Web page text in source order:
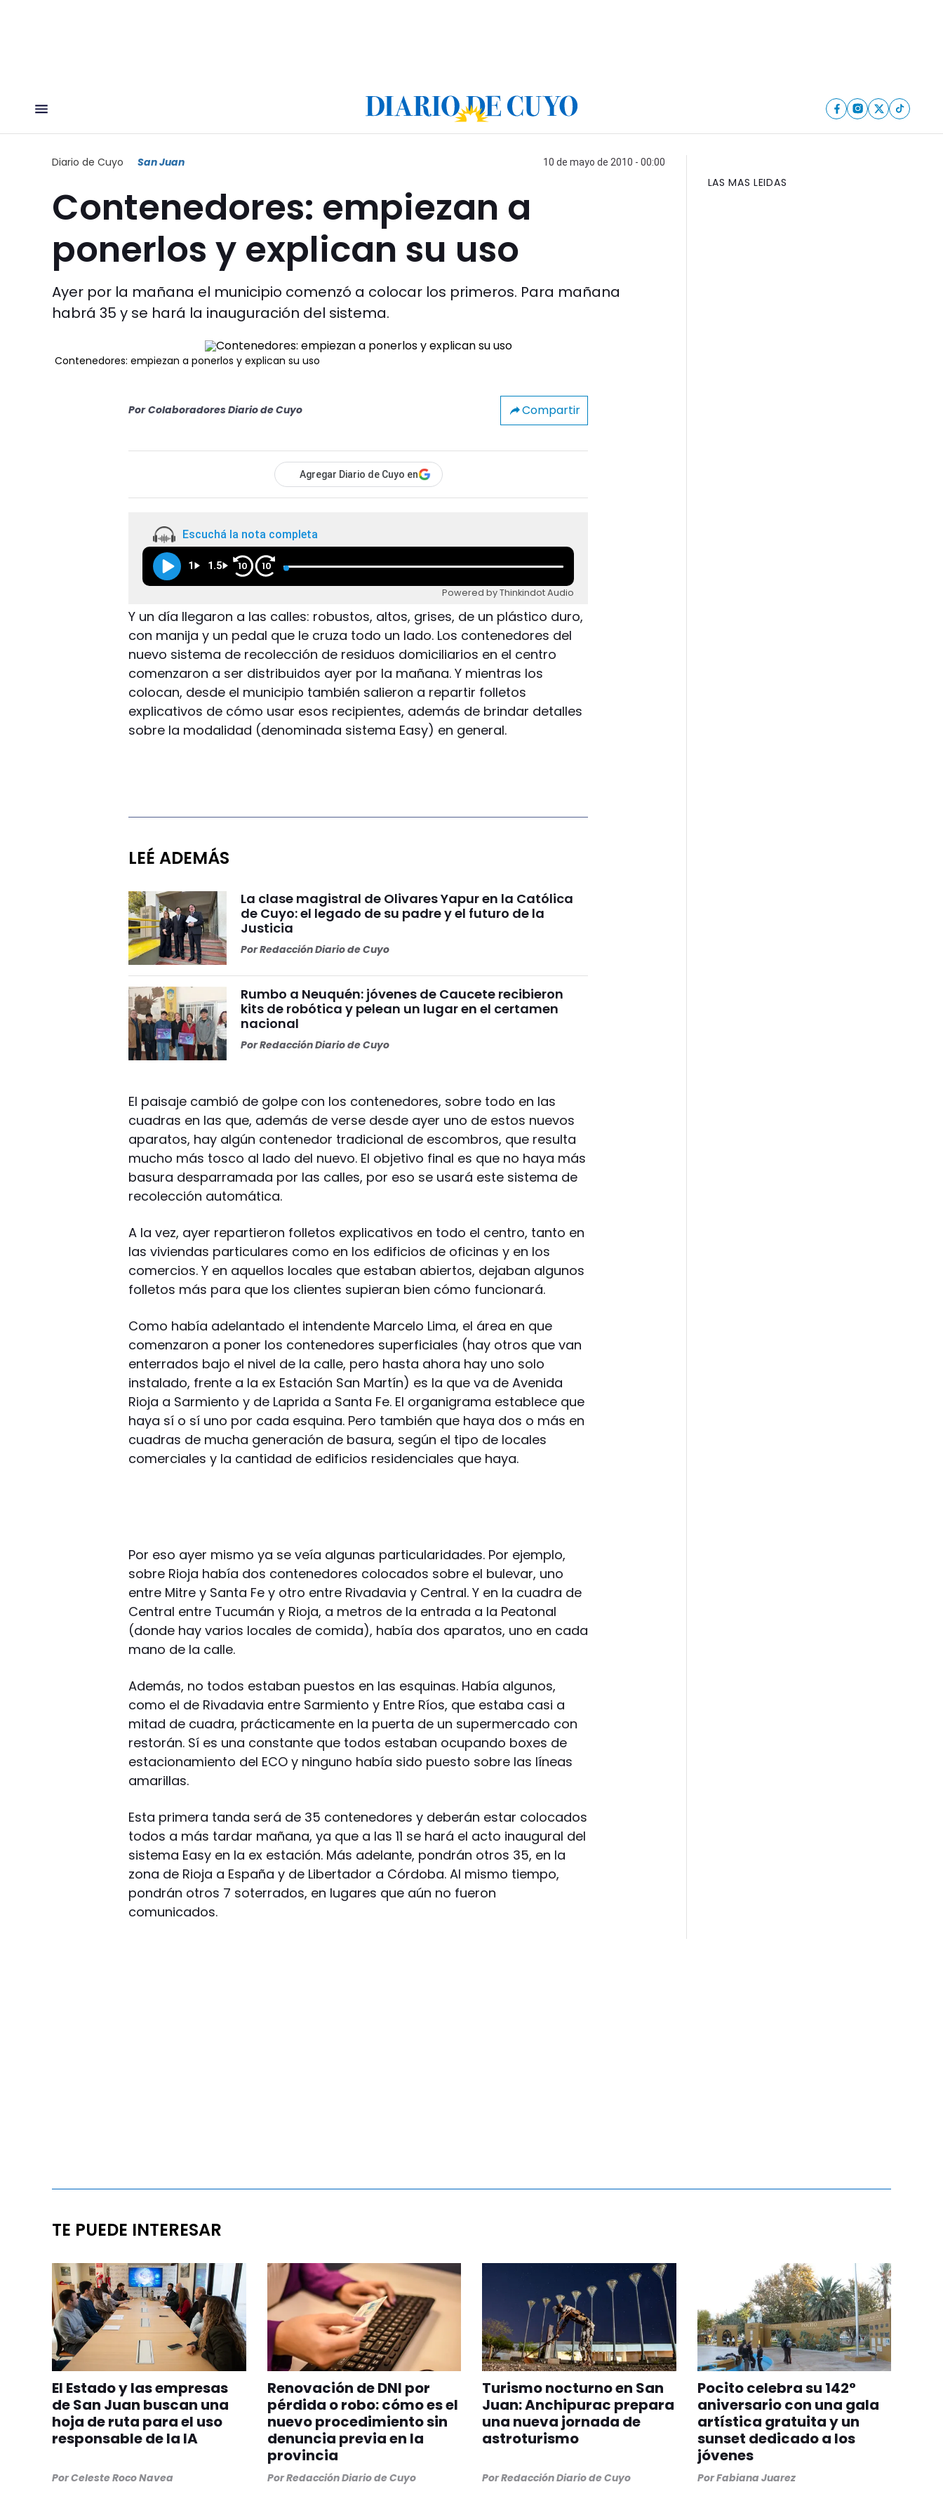
Diario de Cuyo San Juan 10 de mayo de 2010 - 00:00
Contenedores: empiezan a
ponerlos y explican su uso
Ayer por la mañana el municipio comenzó a colocar los primeros. Para mañana
habrá 35 y se hará la inauguración del sistema.
Contenedores: empiezan a ponerlos y explican su uso
Por Colaboradores Diario de Cuyo Compartir
Agregar Diario de Cuyo en
Escuchá la nota completa
1 1.5 10 10
Powered by Thinkindot Audio
Y un día llegaron a las calles: robustos, altos, grises, de un plástico duro,
con manija y un pedal que le cruza todo un lado. Los contenedores del
nuevo sistema de recolección de residuos domiciliarios en el centro
comenzaron a ser distribuidos ayer por la mañana. Y mientras los
colocan, desde el municipio también salieron a repartir folletos
explicativos de cómo usar esos recipientes, además de brindar detalles
sobre la modalidad (denominada sistema Easy) en general.
LEÉ ADEMÁS
La clase magistral de Olivares Yapur en la Católica
de Cuyo: el legado de su padre y el futuro de la
Justicia
PorRedacción Diario de Cuyo
Rumbo a Neuquén: jóvenes de Caucete recibieron
kits de robótica y pelean un lugar en el certamen
nacional
PorRedacción Diario de Cuyo
El paisaje cambió de golpe con los contenedores, sobre todo en las
cuadras en las que, además de verse desde ayer uno de estos nuevos
aparatos, hay algún contenedor tradicional de escombros, que resulta
mucho más tosco al lado del nuevo. El objetivo final es que no haya más
basura desparramada por las calles, por eso se usará este sistema de
recolección automática.
A la vez, ayer repartieron folletos explicativos en todo el centro, tanto en
las viviendas particulares como en los edificios de oficinas y en los
comercios. Y en aquellos locales que estaban abiertos, dejaban algunos
folletos más para que los clientes supieran bien cómo funcionará.
Como había adelantado el intendente Marcelo Lima, el área en que
comenzaron a poner los contenedores superficiales (hay otros que van
enterrados bajo el nivel de la calle, pero hasta ahora hay uno solo
instalado, frente a la ex Estación San Martín) es la que va de Avenida
Rioja a Sarmiento y de Laprida a Santa Fe. El organigrama establece que
haya sí o sí uno por cada esquina. Pero también que haya dos o más en
cuadras de mucha generación de basura, según el tipo de locales
comerciales y la cantidad de edificios residenciales que haya.
Por eso ayer mismo ya se veía algunas particularidades. Por ejemplo,
sobre Rioja había dos contenedores colocados sobre el bulevar, uno
entre Mitre y Santa Fe y otro entre Rivadavia y Central. Y en la cuadra de
Central entre Tucumán y Rioja, a metros de la entrada a la Peatonal
(donde hay varios locales de comida), había dos aparatos, uno en cada
mano de la calle.
Además, no todos estaban puestos en las esquinas. Había algunos,
como el de Rivadavia entre Sarmiento y Entre Ríos, que estaba casi a
mitad de cuadra, prácticamente en la puerta de un supermercado con
restorán. Sí es una constante que todos estaban ocupando boxes de
estacionamiento del ECO y ninguno había sido puesto sobre las líneas
amarillas.
Esta primera tanda será de 35 contenedores y deberán estar colocados
todos a más tardar mañana, ya que a las 11 se hará el acto inaugural del
sistema Easy en la ex estación. Más adelante, pondrán otros 35, en la
zona de Rioja a España y de Libertador a Córdoba. Al mismo tiempo,
pondrán otros 7 soterrados, en lugares que aún no fueron
comunicados.
LAS MAS LEIDAS
TE PUEDE INTERESAR
El Estado y las empresas
de San Juan buscan una
hoja de ruta para el uso
responsable de la IA
PorCeleste Roco Navea
Renovación de DNI por
pérdida o robo: cómo es el
nuevo procedimiento sin
denuncia previa en la
provincia
PorRedacción Diario de Cuyo
Turismo nocturno en San
Juan: Anchipurac prepara
una nueva jornada de
astroturismo
PorRedacción Diario de Cuyo
Pocito celebra su 142°
aniversario con una gala
artística gratuita y un
sunset dedicado a los
jóvenes
PorFabiana Juarez